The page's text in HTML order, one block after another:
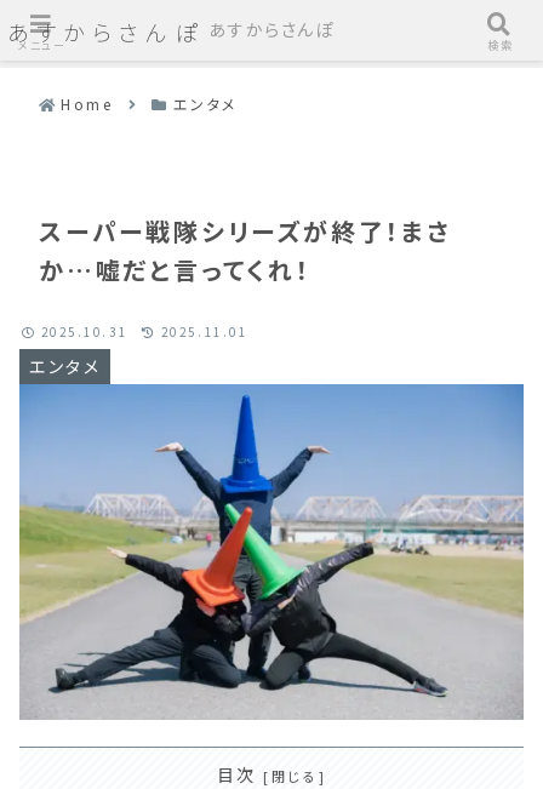
あすからさんぽ
Home エンタメ
スーパー戦隊シリーズが終了！まさ
か…嘘だと言ってくれ！
エンタメ
2025.10.31 2025.11.01
目次
メニュー
あすからさんぽ
検索